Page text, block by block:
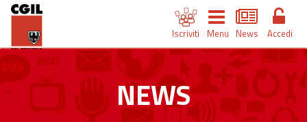
Iscriviti Menu News Accedi
NEWS